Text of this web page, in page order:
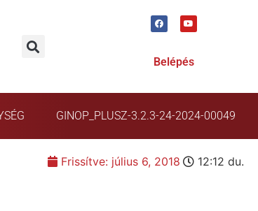
Belépés
GINOP_PLUSZ-3.2.3-24-2024-00049
Frissítve: július 6, 2018 12:12 du.